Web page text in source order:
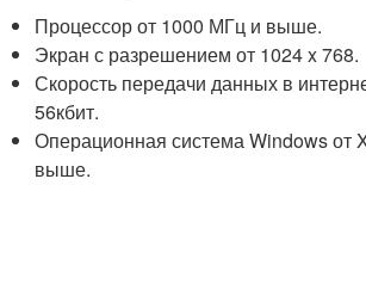
Процессор от 1000 МГц и выше.
Экран с разрешением от 1024 x 768.
Скорость передачи данных в
56кбит.
Операционная система Windows от
выше.